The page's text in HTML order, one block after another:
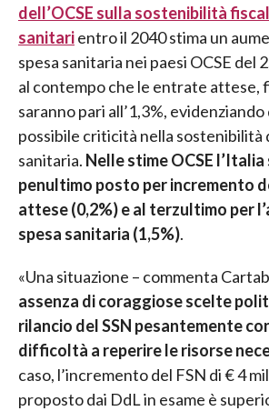
dell’OCSE sulla sostenibilità
sanitarientro il 2040 stima un
spesa sanitaria nei paesi OCSE del
al contempo che le entrate attese,
saranno pari all’1,3%,
possibile criticità nella sostenibilità
sanitaria. Nelle stime OCSE
penultimo posto per incremento
attese (0,2%) e al terzultimo per
spesa sanitaria (1,5%).
«Una situazione – commenta
assenza di coraggiose scelte
rilancio del SSN pesantemente
difficoltà a reperire le risorse
caso, l’incremento del FSN di € 4
proposto dai DdL in esame è